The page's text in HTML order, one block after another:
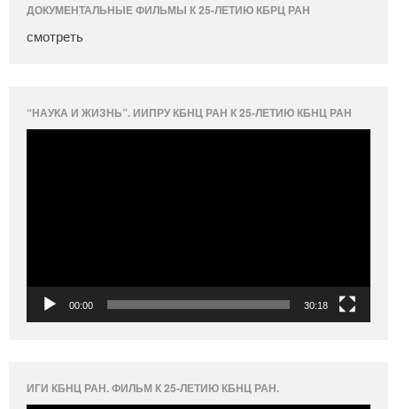
ДОКУМЕНТАЛЬНЫЕ ФИЛЬМЫ К 25-ЛЕТИЮ КБРЦ РАН
смотреть
“НАУКА И ЖИЗНЬ”. ИИПРУ КБНЦ РАН К 25-ЛЕТИЮ КБНЦ РАН
00:00 30:18
ИГИ КБНЦ РАН. ФИЛЬМ К 25-ЛЕТИЮ КБНЦ РАН.